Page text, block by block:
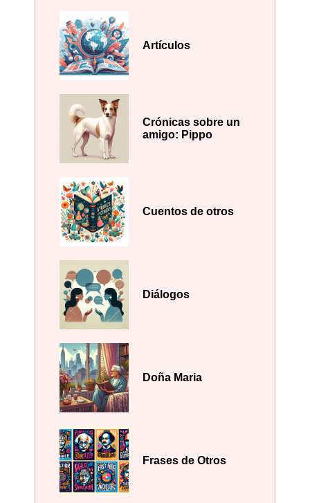
Artículos
Crónicas sobre un
amigo: Pippo
Cuentos de otros
Diálogos
Doña Maria
Frases de Otros